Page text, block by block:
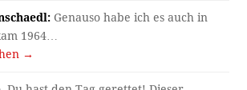
Genauso habe ich es auch in
1964…
→